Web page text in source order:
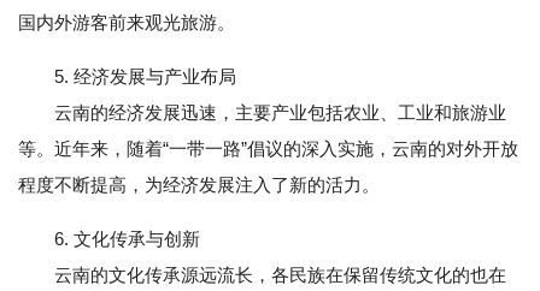
国内外游客前来观光旅游。
5. 经济发展与产业布局
云南的经济发展迅速，主要产业包括农业、工业和旅游业
等。近年来，随着“一带一路”倡议的深入实施，云南的对外开放
程度不断提高，为经济发展注入了新的活力。
6. 文化传承与创新
云南的文化传承源远流长，各民族在保留传统文化的也在